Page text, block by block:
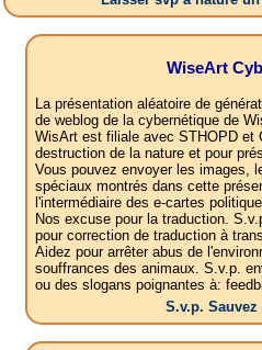
WiseArt
La présentation aléatoire de
de weblog de la cybernétique de
WisArt est filiale avec STHOPD et
destruction de la nature et pour
Vous pouvez envoyer les images,
spéciaux montrés dans cette
l'intermédiaire des e-cartes
Nos excuse pour la traduction.
pour correction de traduction à
Aidez pour arrêter abus de
souffrances des animaux. S.v.p.
ou des slogans poignantes à:
S.v.p. Sauvez